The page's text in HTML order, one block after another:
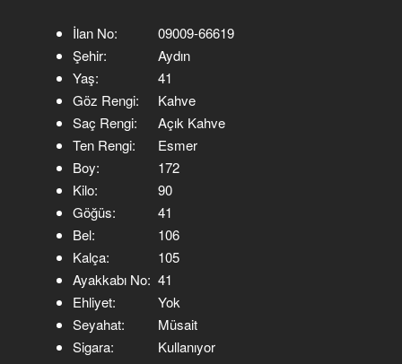
İlan No:
09009-66619
Şehir:
Aydın
Yaş:
41
Göz Rengi:
Kahve
Saç Rengi:
Açık Kahve
Ten Rengi:
Esmer
Boy:
172
Kilo:
90
Göğüs:
41
Bel:
106
Kalça:
105
Ayakkabı No: 41
Ehliyet:
Yok
Seyahat:
Müsait
Sigara:
Kullanıyor